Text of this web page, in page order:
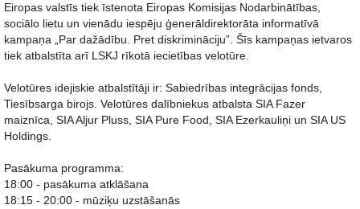
Eiropas valstīs tiek īstenota Eiropas Komisijas Nodarbinātības,
sociālo lietu un vienādu iespēju ģenerāldirektorāta informatīvā
kampaņa „Par dažādību. Pret diskrimināciju”. Šīs kampaņas ietvaros
tiek atbalstīta arī LSKJ rīkotā iecietības velotūre.
Velotūres idejiskie atbalstītāji ir: Sabiedrības integrācijas fonds,
Tiesībsarga birojs. Velotūres dalībniekus atbalsta SIA Fazer
maiznīca, SIA Aljur Pluss, SIA Pure Food, SIA Ezerkauliņi un SIA US
Holdings.
Pasākuma programma:
18:00 - pasākuma atklāšana
18:15 - 20:00 - mūziķu uzstāšanās